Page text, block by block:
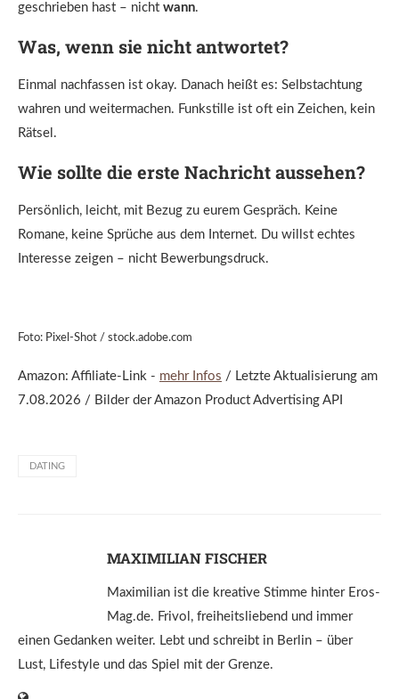
geschrieben hast – nicht wann.
Was, wenn sie nicht antwortet?
Einmal nachfassen ist okay. Danach heißt es: Selbstachtung
wahren und weitermachen. Funkstille ist oft ein Zeichen, kein
Rätsel.
Wie sollte die erste Nachricht aussehen?
Persönlich, leicht, mit Bezug zu eurem Gespräch. Keine
Romane, keine Sprüche aus dem Internet. Du willst echtes
Interesse zeigen – nicht Bewerbungsdruck.
Foto: Pixel-Shot / stock.adobe.com
Amazon: Affiliate-Link - mehr Infos / Letzte Aktualisierung am
7.08.2026 / Bilder der Amazon Product Advertising API
DATING
MAXIMILIAN FISCHER
Maximilian ist die kreative Stimme hinter Eros-
Mag.de. Frivol, freiheitsliebend und immer
einen Gedanken weiter. Lebt und schreibt in Berlin – über
Lust, Lifestyle und das Spiel mit der Grenze.